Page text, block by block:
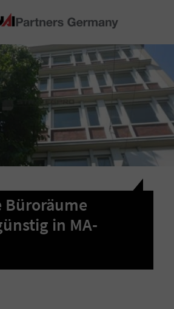
in MA-